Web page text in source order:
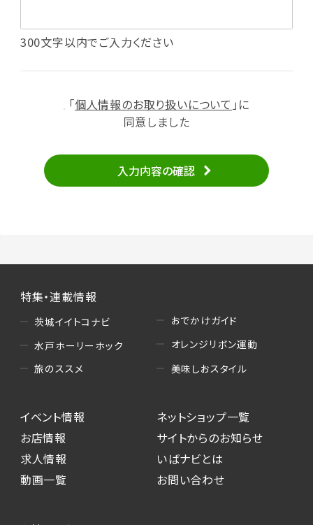
・投稿したクチコミ情報、写真の本サービスへの
・メールマガジン、お知らせ、広告等の配信
（2）ユーザーからのお問い合わせへの対応
せの内容確認、返答
・当サービスの品質改善
・読者プレゼント、アンケート等、当サービスが実
施するキャンペーンの抽選、当選者への連絡及
び発送 ・ユーザーの趣向や属性情報等の分析
（5）広告主への問い合わせ・応募等への対応
・本サービスを通じて求人広告に応募した際の
選考に関する連絡
・本サービスを通じて店舗への来店予約を登録
した際の内容確認、返答
300文字以内でご入力ください
「個人情報のお取り扱いについて 」に
同意しました
入力内容の確認
特集・連載情報
茨城イイトコナビ
水戸ホーリーホック
旅のススメ
おでかけガイド
オレンジリボン運動
美味しおスタイル
イベント情報
お店情報
求人情報
動画一覧
ネットショップ一覧
サイトからのお知らせ
いばナビとは
お問い合わせ